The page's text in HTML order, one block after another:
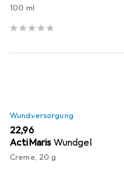
100 ml
Wundversorgung
EUR
22,96
ActiMaris Wundgel
Creme, 20 g